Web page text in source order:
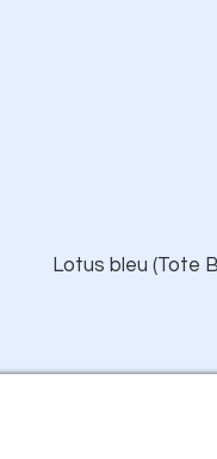
Lotus bleu (Tote